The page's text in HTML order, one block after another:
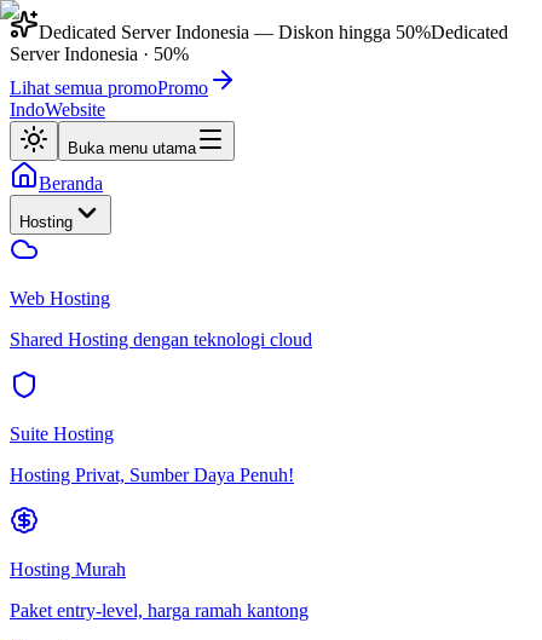
Dedicated Server Indonesia — Diskon hingga 50%Dedicated
Server Indonesia · 50%
Lihat semua promoPromo
IndoWebsite
Buka menu utama
Beranda
Hosting
Web Hosting
Shared Hosting dengan teknologi cloud
Suite Hosting
Hosting Privat, Sumber Daya Penuh!
Hosting Murah
Paket entry-level, harga ramah kantong